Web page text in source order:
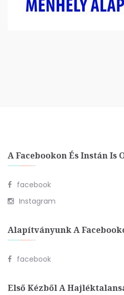
A Facebookon És Instán Is
facebook
Instagram
Alapítványunk A
facebook
Első Kézből A